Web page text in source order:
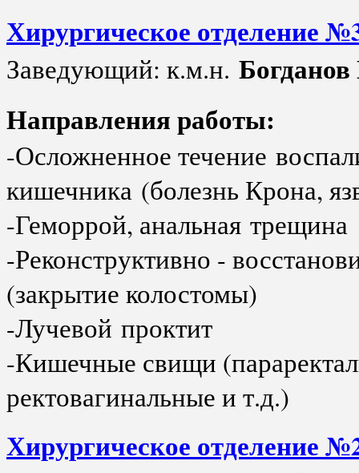
​Хирургическое отделение
Заведующий: к.м.н.
Направления работы:
-Осложненное течение
кишечника (болезнь Крона,
-Геморрой, анальная трещина
-Реконструктивно -
(закрытие колостомы)
-Лучевой проктит
-Кишечные свищи
ректовагинальные и т.д.)
Хирургическое отделение